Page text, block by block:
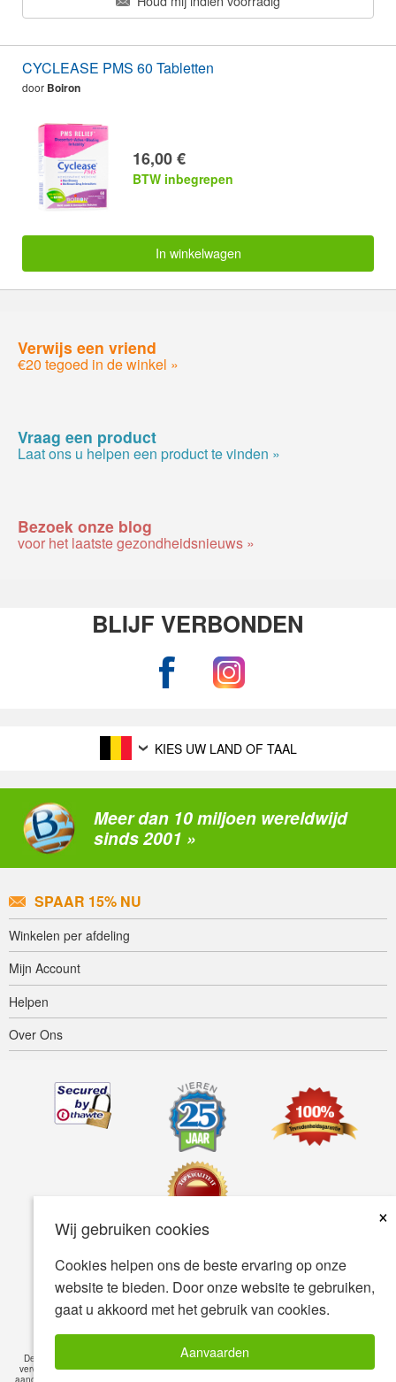
Wij gebruiken cookies
×
Cookies helpen ons de beste ervaring op onze
website te bieden. Door onze website te gebruiken,
gaat u akkoord met het gebruik van cookies.
Aanvaarden
CYCLEASE PMS 60 Tabletten
door Boiron
16,00 €
BTW inbegrepen
In winkelwagen
Verwijs een vriend
€20 tegoed in de winkel »
Vraag een product
Laat ons u helpen een product te vinden »
Bezoek onze blog
voor het laatste gezondheidsnieuws »
BLIJF VERBONDEN
KIES UW LAND OF TAAL
Meer dan 10 miljoen wereldwijd
sinds 2001 »
SPAAR 15% NU
Winkelen per afdeling
Mijn Account
Helpen
Over Ons
Toegankelijkheid Gebruiksvoorwaarden Privacybeleid
© Copyright 2001-2026 BIOVEA. Alle Rechten Voorbehouden.
De informatie op deze site is uitsluitend bedoeld voor uw algemene kennis en is geen
vervanging voor professioneel medisch advies of behandeling voor specifieke medische
aandoeningen. Vraag altijd het advies van uw arts of andere gekwalificeerde zorgverlener